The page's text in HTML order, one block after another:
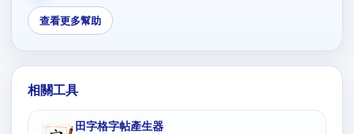
查看更多幫助
相關工具
田字格字帖產生器